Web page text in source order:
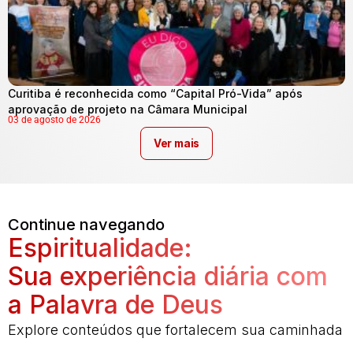
Curitiba é reconhecida como “Capital Pró-Vida” após
aprovação de projeto na Câmara Municipal
03 de agosto de 2026
Ver mais
Continue navegando
Espiritualidade:
Sua experiência diária com
a Palavra de Deus
Explore conteúdos que fortalecem sua caminhada